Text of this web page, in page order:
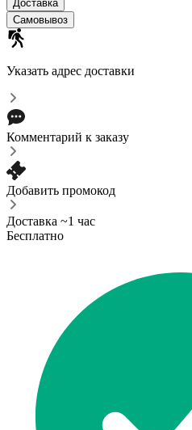
Доставка
Самовывоз
Указать адрес доставки
Комментарий к заказу
Добавить промокод
Доставка ~1 час
Бесплатно